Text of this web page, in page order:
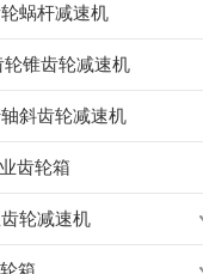
蜗杆减速机
锥齿轮减速机
斜齿轮减速机
齿轮箱
轮减速机
箱